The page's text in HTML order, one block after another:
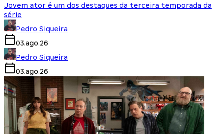
Jovem ator é um dos destaques da terceira temporada da
série
Pedro Siqueira
03.ago.26
Pedro Siqueira
03.ago.26